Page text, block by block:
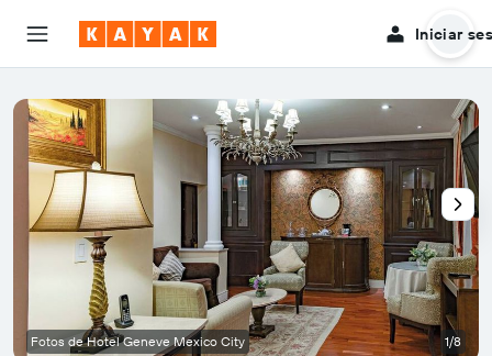
Iniciar
Fotos de Hotel Geneve Mexico City 1/8